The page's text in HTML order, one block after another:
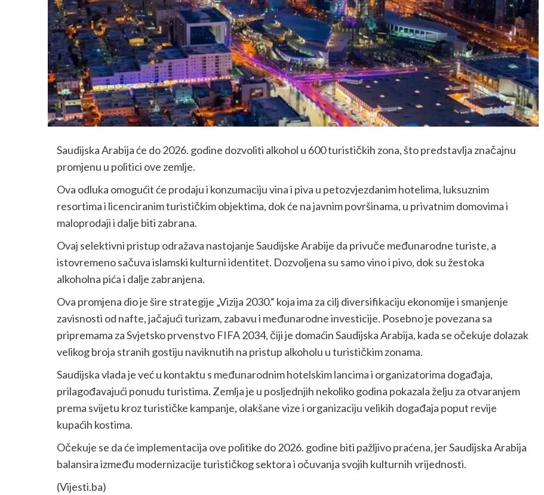
Saudijska Arabija će do 2026. godine dozvoliti alkohol u 600 turističkih zona, što predstavlja značajnu
promjenu u politici ove zemlje.
Ova odluka omogućit će prodaju i konzumaciju vina i piva u petozvjezdanim hotelima, luksuznim
resortima i licenciranim turističkim objektima, dok će na javnim površinama, u privatnim domovima i
maloprodaji i dalje biti zabrana.
Ovaj selektivni pristup odražava nastojanje Saudijske Arabije da privuče međunarodne turiste, a
istovremeno sačuva islamski kulturni identitet. Dozvoljena su samo vino i pivo, dok su žestoka
alkoholna pića i dalje zabranjena.
Ova promjena dio je šire strategije „Vizija 2030.“ koja ima za cilj diversifikaciju ekonomije i smanjenje
zavisnosti od nafte, jačajući turizam, zabavu i međunarodne investicije. Posebno je povezana sa
pripremama za Svjetsko prvenstvo FIFA 2034, čiji je domaćin Saudijska Arabija, kada se očekuje dolazak
velikog broja stranih gostiju naviknutih na pristup alkoholu u turističkim zonama.
Saudijska vlada je već u kontaktu s međunarodnim hotelskim lancima i organizatorima događaja,
prilagođavajući ponudu turistima. Zemlja je u posljednjih nekoliko godina pokazala želju za otvaranjem
prema svijetu kroz turističke kampanje, olakšane vize i organizaciju velikih događaja poput revije
kupaćih kostima.
Očekuje se da će implementacija ove politike do 2026. godine biti pažljivo praćena, jer Saudijska Arabija
balansira između modernizacije turističkog sektora i očuvanja svojih kulturnih vrijednosti.
(Vijesti.ba)